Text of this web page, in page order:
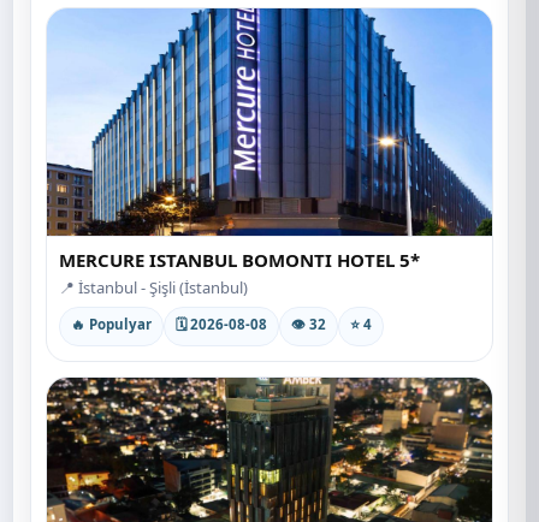
MERCURE ISTANBUL BOMONTI HOTEL 5*
📍 İstanbul - Şişli (İstanbul)
🔥 Populyar 🗓 2026-08-08 👁 32 ⭐ 4